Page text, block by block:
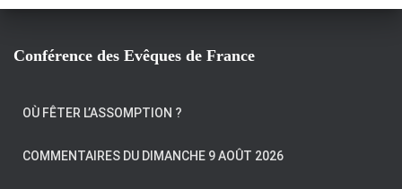
Conférence des Evêques de France
OÙ FÊTER L’ASSOMPTION ?
COMMENTAIRES DU DIMANCHE 9 AOÛT 2026